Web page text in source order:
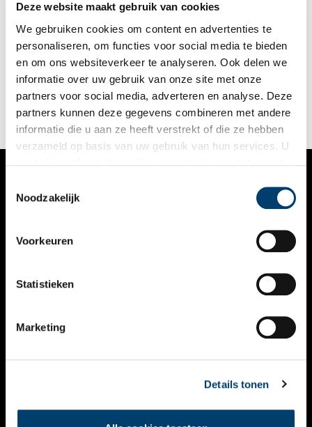
Deze website maakt gebruik van cookies
We gebruiken cookies om content en advertenties te
personaliseren, om functies voor social media te bieden
en om ons websiteverkeer te analyseren. Ook delen we
informatie over uw gebruik van onze site met onze
partners voor social media, adverteren en analyse. Deze
partners kunnen deze gegevens combineren met andere
informatie die u aan ze heeft verstrekt of die ze hebben
verzameld op basis van uw gebruik van hun services. U
Noodzakelijk
Voorkeuren
Statistieken
Marketing
Details tonen
Op 2 oktober 2021 was het 70 jaar geleden dat het allereerste
landelijke televisieprogramma werd uitgezonden. De tv-
uitzendingen kwamen de eerste jaren uit Bussum, pas later
kwam in Hilversum het Omroepkwartier (nu Media Park) in
beeld.
VERHALEN
KALENDER
THEMA’S
VIDEO’S
CONTACT